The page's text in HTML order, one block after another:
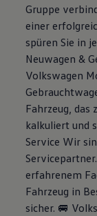
Magazin
Gruppe
einer
spüren Sie in
Neuwagen &
Volkswagen
Fahrzeug, das
kalkuliert und
Service Wir
erfahrenem
Fahrzeug in
sicher. 🚐